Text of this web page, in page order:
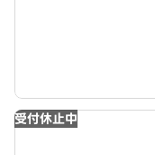
受付休止中